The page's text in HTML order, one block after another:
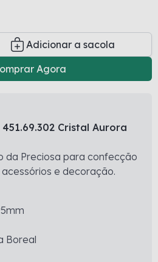
Adicionar a sacola
Agora
Cristal Aurora
da Preciosa para confecção
e decoração.
Boreal